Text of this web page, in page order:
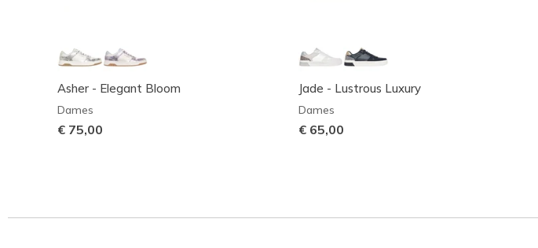
Asher - Elegant Bloom
Dames
€ 75,00
Jade - Lustrous Luxury
Dames
€ 65,00